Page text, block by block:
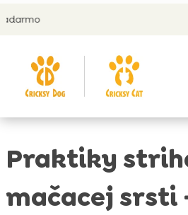
🤝 Môžeš
Praktiky
mačacej srsti